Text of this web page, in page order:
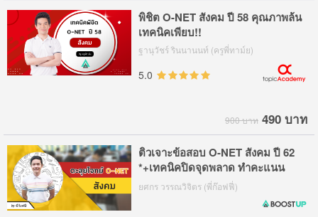
พิชิต O-NET สังคม ปี 58 คุณภาพล้น
เทคนิคเพียบ!!
ฐานุวัชร์ รินนานนท์ (ครูพี่ทาม์ย)
5.0
900 บาท 490 บาท
ติวเจาะข้อสอบ O-NET สังคม ปี 62
*+เทคนิคปิดจุดพลาด ทำคะแนน
ชัวร์ๆ
ยศกร วรรณวิจิตร (พี่ก๊อฟฟี่)